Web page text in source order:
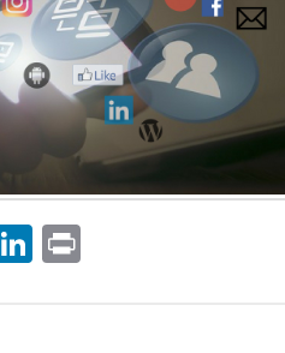
Facebook
LinkedIn